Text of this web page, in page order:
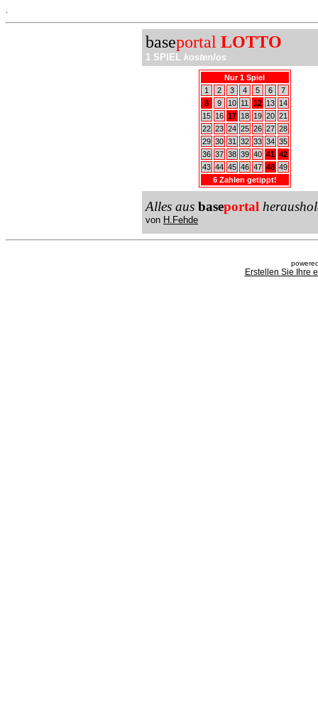
baseportal LOTTO
1 SPIEL kostenlos
Nur 1 Spiel
1
2 3 4 5 6
7
8
9 10 11 12 13
14
15
16 17 18 19 20 21
22 23 24 25 26 27 28
29 30 31 32 33 34 35
36 37 38 39 40 41 42
43 44 45 46 47 48 49
6 Zahlen getippt!
Alles aus baseportal
von H.Fehde
Erstellen Sie Ihre